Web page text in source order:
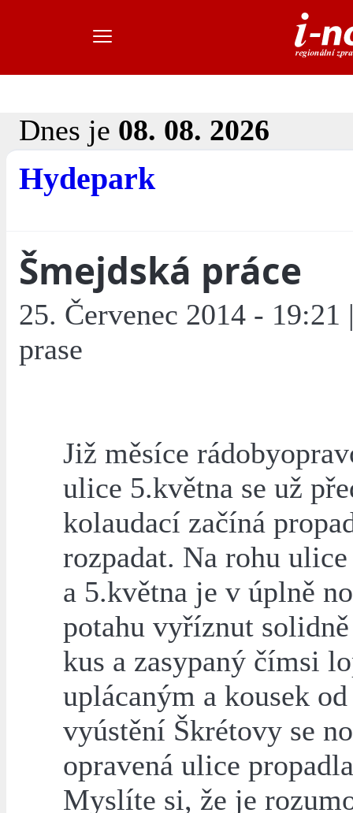
Dnes je 08. 08. 2026
Hydepark
Šmejdská práce
25. Červenec 2014 - 19:21
prase
Již měsíce
ulice 5.května se už
kolaudací začíná
rozpadat. Na rohu
a 5.května je v úplně
potahu vyříznut
kus a zasypaný čímsi
uplácaným a kousek od
vyústění Škrétovy se
opravená ulice
Myslíte si, že je